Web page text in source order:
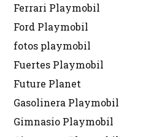
Ferrari Playmobil
Ford Playmobil
fotos playmobil
Fuertes Playmobil
Future Planet
Gasolinera Playmobil
Gimnasio Playmobil